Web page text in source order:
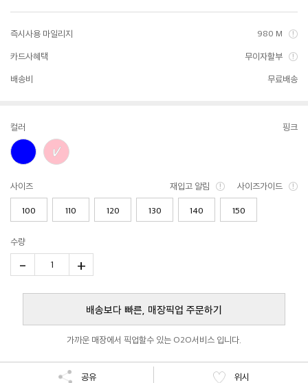
즉시사용 마일리지 980 M
카드사혜택 무이자할부
배송비 무료배송
컬러 핑크
사이즈 재입고 알림 사이즈가이드
100 110 120 130 140 150
수량
- 1 +
배송보다 빠른, 매장픽업 주문하기
가까운 매장에서 픽업할수 있는 O2O서비스 입니다.
공유 위시